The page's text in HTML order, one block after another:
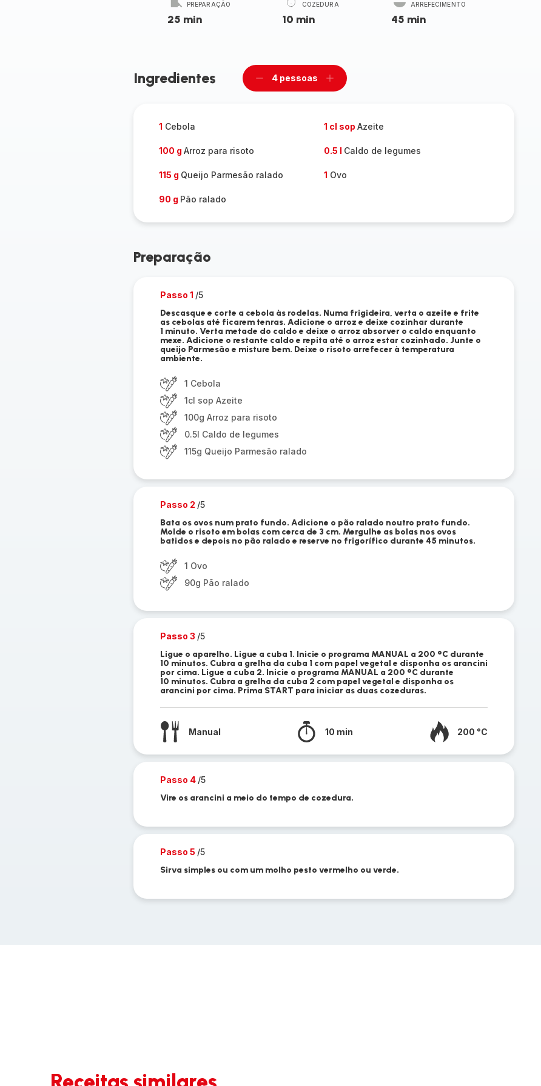
PREPARAÇÃO
25 min
COZEDURA
10 min
ARREFECIMENTO
45 min
Ingredientes
Remover
4 pessoas
Adicionar
1 Cebola 1 cl sop Azeite
100 g Arroz para risoto 0.5 l Caldo de legumes
115 g Queijo Parmesão ralado 1 Ovo
90 g Pão ralado
Preparação
Passo 1 /5
Descasque e corte a cebola às rodelas. Numa frigideira, verta o azeite e frite
as cebolas até ficarem tenras. Adicione o arroz e deixe cozinhar durante
1 minuto. Verta metade do caldo e deixe o arroz absorver o caldo enquanto
mexe. Adicione o restante caldo e repita até o arroz estar cozinhado. Junte o
queijo Parmesão e misture bem. Deixe o risoto arrefecer à temperatura
ambiente.
1 Cebola
1cl sop Azeite
100g Arroz para risoto
0.5l Caldo de legumes
115g Queijo Parmesão ralado
Passo 2 /5
Bata os ovos num prato fundo. Adicione o pão ralado noutro prato fundo.
Molde o risoto em bolas com cerca de 3 cm. Mergulhe as bolas nos ovos
batidos e depois no pão ralado e reserve no frigorífico durante 45 minutos.
1 Ovo
90g Pão ralado
Passo 3 /5
Ligue o aparelho. Ligue a cuba 1. Inicie o programa MANUAL a 200 °C durante
10 minutos. Cubra a grelha da cuba 1 com papel vegetal e disponha os arancini
por cima. Ligue a cuba 2. Inicie o programa MANUAL a 200 °C durante
10 minutos. Cubra a grelha da cuba 2 com papel vegetal e disponha os
arancini por cima. Prima START para iniciar as duas cozeduras.
Manual 10 min 200 °C
Passo 4 /5
Vire os arancini a meio do tempo de cozedura.
Passo 5 /5
Sirva simples ou com um molho pesto vermelho ou verde.